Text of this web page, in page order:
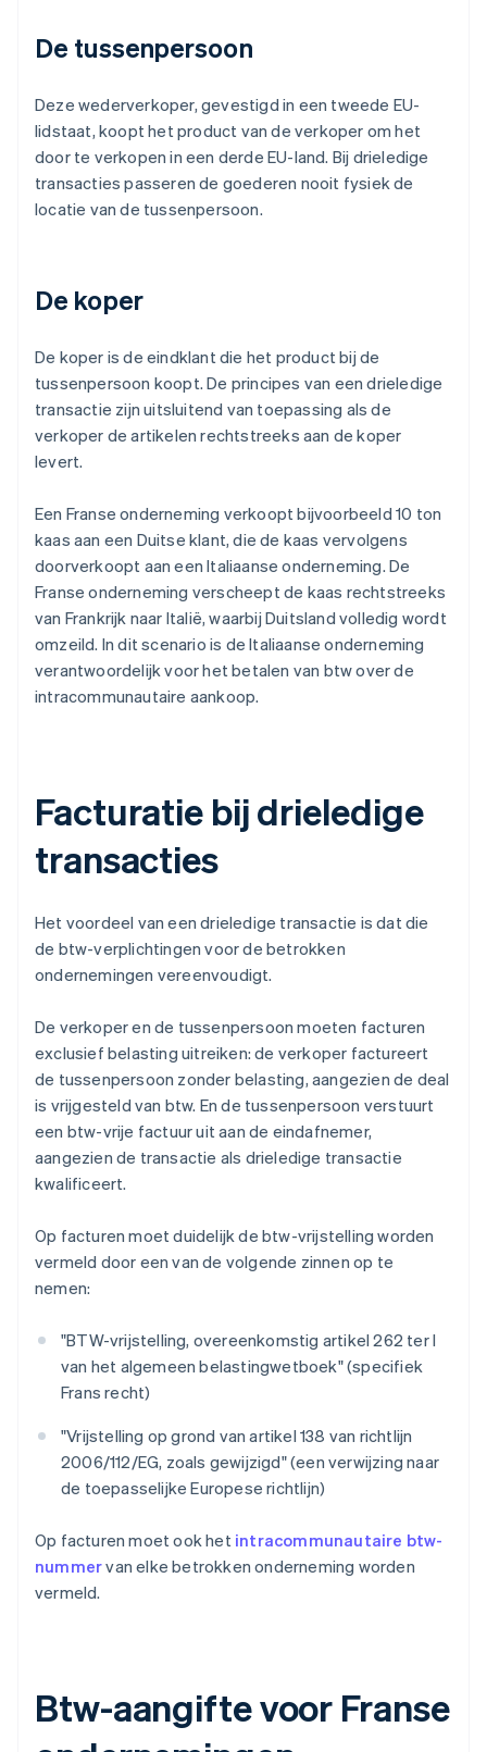
De tussenpersoon
Deze wederverkoper, gevestigd in een tweede EU-
lidstaat, koopt het product van de verkoper om het
door te verkopen in een derde EU-land. Bij drieledige
transacties passeren de goederen nooit fysiek de
locatie van de tussenpersoon.
De koper
De koper is de eindklant die het product bij de
tussenpersoon koopt. De principes van een drieledige
transactie zijn uitsluitend van toepassing als de
verkoper de artikelen rechtstreeks aan de koper
levert.
Een Franse onderneming verkoopt bijvoorbeeld 10 ton
kaas aan een Duitse klant, die de kaas vervolgens
doorverkoopt aan een Italiaanse onderneming. De
Franse onderneming verscheept de kaas rechtstreeks
van Frankrijk naar Italië, waarbij Duitsland volledig wordt
omzeild. In dit scenario is de Italiaanse onderneming
verantwoordelijk voor het betalen van btw over de
intracommunautaire aankoop.
Facturatie bij drieledige
transacties
Het voordeel van een drieledige transactie is dat die
de btw-verplichtingen voor de betrokken
ondernemingen vereenvoudigt.
De verkoper en de tussenpersoon moeten facturen
exclusief belasting uitreiken: de verkoper factureert
de tussenpersoon zonder belasting, aangezien de deal
is vrijgesteld van btw. En de tussenpersoon verstuurt
een btw-vrije factuur uit aan de eindafnemer,
aangezien de transactie als drieledige transactie
kwalificeert.
Op facturen moet duidelijk de btw-vrijstelling worden
vermeld door een van de volgende zinnen op te
nemen:
"BTW-vrijstelling, overeenkomstig artikel 262 ter I
van het algemeen belastingwetboek" (specifiek
Frans recht)
"Vrijstelling op grond van artikel 138 van richtlijn
2006/112/EG, zoals gewijzigd" (een verwijzing naar
de toepasselijke Europese richtlijn)
Op facturen moet ook het intracommunautaire btw-
nummervan elke betrokken onderneming worden
vermeld.
Btw-aangifte voor Franse